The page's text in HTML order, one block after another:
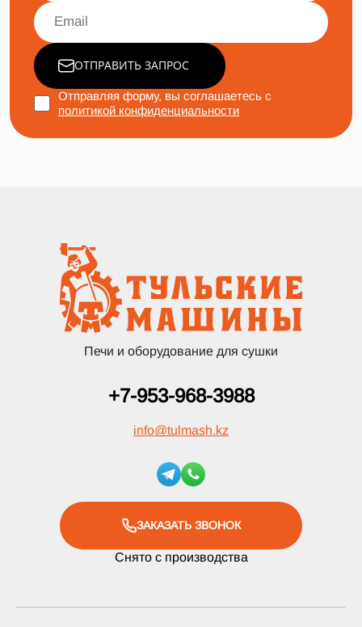
ОТПРАВИТЬ ЗАПРОС
Отправляя форму, вы соглашаетесь с
политикой конфиденциальности
Печи и оборудование для сушки
+7-953-968-3988
info@tulmash.kz
ЗАКАЗАТЬ ЗВОНОК
Снято с производства